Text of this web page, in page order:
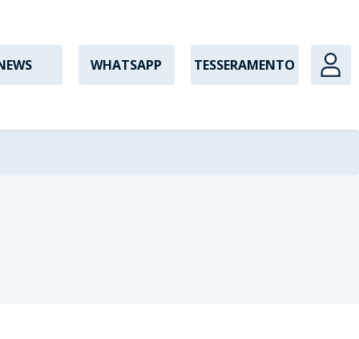
WHATSAPP TESSERAMENTO